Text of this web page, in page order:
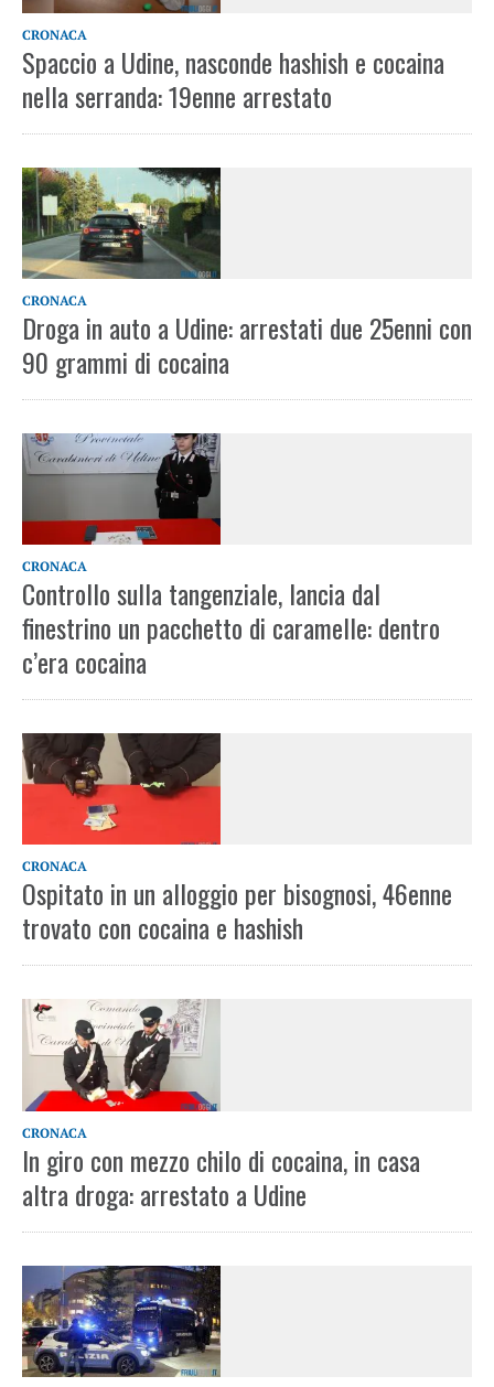
CRONACA
Spaccio a Udine, nasconde hashish e cocaina
nella serranda: 19enne arrestato
CRONACA
Droga in auto a Udine: arrestati due 25enni con
90 grammi di cocaina
CRONACA
Controllo sulla tangenziale, lancia dal
finestrino un pacchetto di caramelle: dentro
c’era cocaina
CRONACA
Ospitato in un alloggio per bisognosi, 46enne
trovato con cocaina e hashish
CRONACA
In giro con mezzo chilo di cocaina, in casa
altra droga: arrestato a Udine